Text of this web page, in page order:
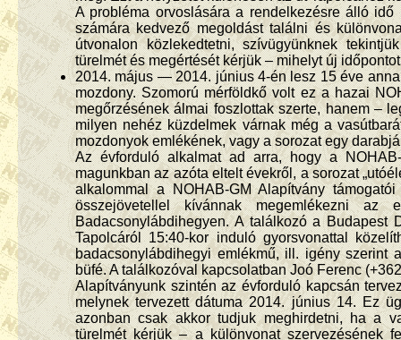
A probléma orvoslására a rendelkezésre álló
számára kedvező megoldást találni és
útvonalon közlekedtetni, szívügyünknek
türelmét és megértését kérjük – mihelyt új
2014. május — 2014. június 4-én lesz 15 éve
mozdony. Szomorú mérföldkő volt ez a hazai
megőrzésének álmai foszlottak szerte, hanem –
milyen nehéz küzdelmek várnak még a
mozdonyok emlékének, vagy a sorozat egy
Az évforduló alkalmat ad arra, hogy a
magunkban az azóta eltelt évekről, a sorozat
alkalommal a NOHAB-GM Alapítvány
összejövetellel kívánnak megemlékezni
Badacsonylábdihegyen. A találkozó a Budapest
Tapolcáról 15:40-kor induló gyorsvonattal
badacsonylábdihegyi emlékmű, ill. igény szerint
büfé. A találkozóval kapcsolatban Joó Ferenc
Alapítványunk szintén az évforduló kapcsán
melynek tervezett dátuma 2014. június 14. Ez
azonban csak akkor tudjuk meghirdetni, ha a
türelmét kérjük – a különvonat szervezésének